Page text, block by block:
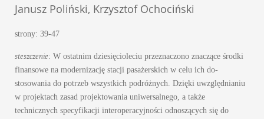
Janusz Poliński, Krzysztof Ochociński
strony: 39-47
steszczenie: W ostatnim dziesięcioleciu przeznaczono znaczące środki
finansowe na modernizację stacji pasażerskich w celu ich do-
stosowania do potrzeb wszystkich podróżnych. Dzięki uwzględnianiu
w projektach zasad projektowania uniwersalnego, a także
technicznych specyfikacji interoperacyjności odnoszących się do